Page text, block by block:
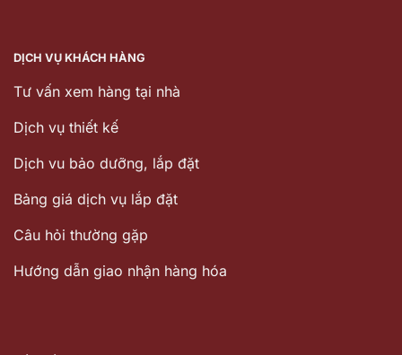
DỊCH VỤ KHÁCH HÀNG
Tư vấn xem hàng tại nhà
Dịch vụ thiết kế
Dịch vu bảo dưỡng, lắp đặt
Bảng giá dịch vụ lắp đặt
Câu hỏi thường gặp
Hướng dẫn giao nhận hàng hóa